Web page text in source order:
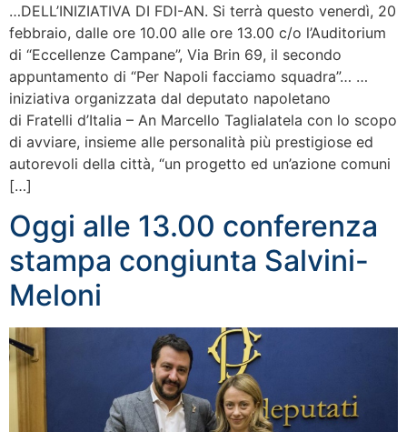
…DELL’INIZIATIVA DI FDI-AN. Si terrà questo venerdì, 20
febbraio, dalle ore 10.00 alle ore 13.00 c/o l’Auditorium
di “Eccellenze Campane”, Via Brin 69, il secondo
appuntamento di “Per Napoli facciamo squadra”… …
iniziativa organizzata dal deputato napoletano
di Fratelli d’Italia – An Marcello Taglialatela con lo scopo
di avviare, insieme alle personalità più prestigiose ed
autorevoli della città, “un progetto ed un’azione comuni
[…]
Oggi alle 13.00 conferenza
stampa congiunta Salvini-
Meloni